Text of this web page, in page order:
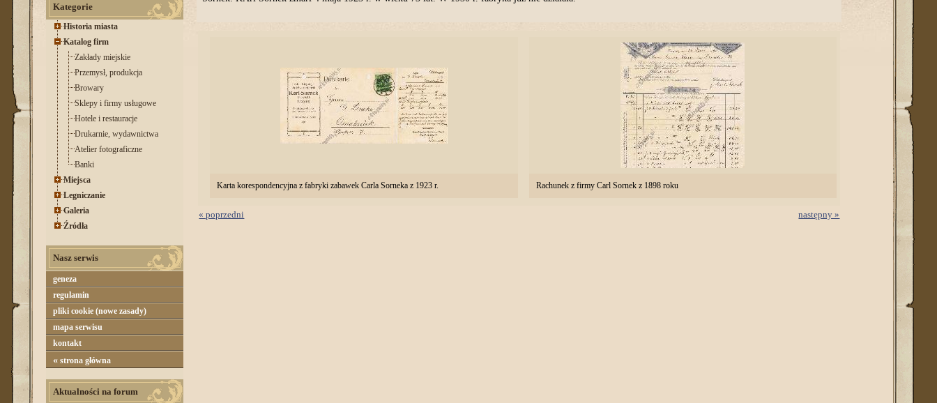
Kategorie
Historia miasta
Katalog firm
Zakłady miejskie
Przemysł, produkcja
Browary
Sklepy i firmy usługowe
Hotele i restauracje
Drukarnie, wydawnictwa
Atelier fotograficzne
Banki
Miejsca
Legniczanie
Galeria
Źródła
Nasz serwis
geneza
regulamin
pliki cookie (nowe zasady)
mapa serwisu
kontakt
« strona główna
Aktualności na forum
Karta korespondencyjna z fabryki zabawek Carla Sorneka z 1923 r. Rachunek z firmy Carl Sornek z 1898 roku
« poprzedni następny »